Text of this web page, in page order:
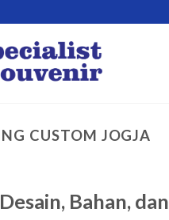
CUSTOM JOGJA
Bahan, dan